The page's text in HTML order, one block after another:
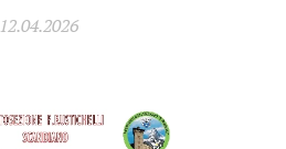
12.04.2026